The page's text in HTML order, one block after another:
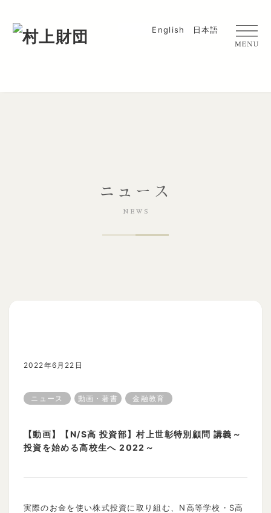
English 日本語
ニュース
2022年6月22日
ニュース 動画・著書 金融教育
【動画】【N/S高 投資部】村上世彰特別顧問 講義～
投資を始める高校生へ 2022～
実際のお金を使い株式投資に取り組む、N高等学校・S高